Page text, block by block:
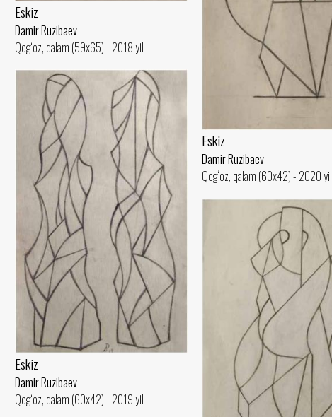
Eskiz
Damir Ruzibaev
Qog‘oz, qalam (59x65) - 2018 yil
Eskiz
Damir Ruzibaev
Qog‘oz, qalam (60x42) - 2020 yil
Eskiz
Damir Ruzibaev
Qog‘oz, qalam (60x42) - 2019 yil